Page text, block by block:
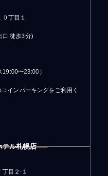
丁目１
口 徒歩3分)
〜23:00）
インパーキングをご利用く
テル札幌店
目２-１